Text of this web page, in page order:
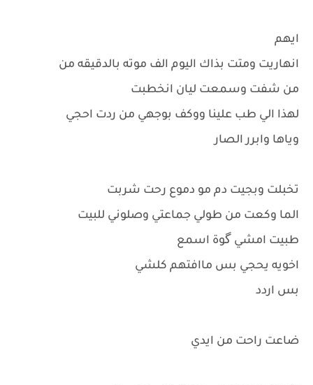
ايهم
انهاريت ومتت بذاك اليوم الف موته بالدقيقه من
من شفت وسمعت ليان انخطبت
لهذا الي طب علينا ووكف بوجهي من ردت احجي
وياها وابرر الصار
تخبلت وبجيت دم مو دموع رحت شربت
الما وكعت من طولي جماعتي وصلوني للبيت
طبيت امشي گوة اسمع
اخويه يحجي بس ماافتهم كلشي
بس اردد
ضاعت راحت من ايدي